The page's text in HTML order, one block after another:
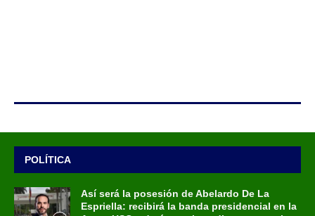
POLÍTICA
Así será la posesión de Abelardo De La
Espriella: recibirá la banda presidencial en la